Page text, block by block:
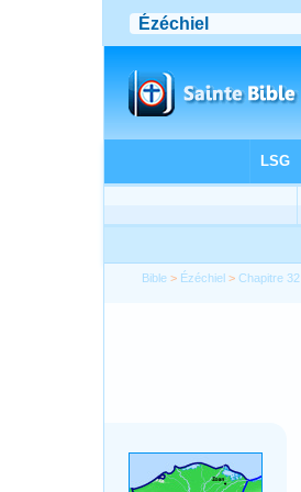
Bible > Ézéchiel >Chapitre 32